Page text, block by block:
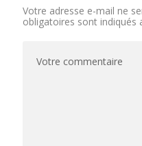
Votre adresse e-mail ne
obligatoires sont indiqués